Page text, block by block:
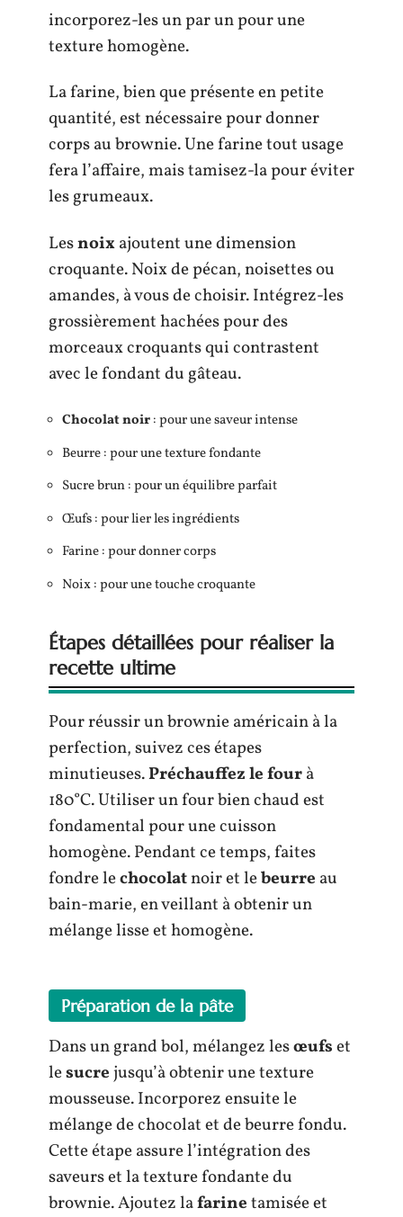
incorporez-les un par un pour une
texture homogène.
La farine, bien que présente en petite
quantité, est nécessaire pour donner
corps au brownie. Une farine tout usage
fera l’affaire, mais tamisez-la pour éviter
les grumeaux.
Lesnoixajoutent une dimension
croquante. Noix de pécan, noisettes ou
amandes, à vous de choisir. Intégrez-les
grossièrement hachées pour des
morceaux croquants qui contrastent
avec le fondant du gâteau.
Chocolat noir: pour une saveur intense
Beurre : pour une texture fondante
Sucre brun : pour un équilibre parfait
Œufs : pour lier les ingrédients
Farine : pour donner corps
Noix : pour une touche croquante
Étapes détaillées pour réaliser la
recette ultime
Pour réussir un brownie américain à la
perfection, suivez ces étapes
minutieuses.Préchauffez le fourà
180°C. Utiliser un four bien chaud est
fondamental pour une cuisson
homogène. Pendant ce temps, faites
fondre lechocolatnoir et lebeurre au
bain-marie, en veillant à obtenir un
mélange lisse et homogène.
Préparation de la pâte
Dans un grand bol, mélangez lesœufset
lesucrejusqu’à obtenir une texture
mousseuse. Incorporez ensuite le
mélange de chocolat et de beurre fondu.
Cette étape assure l’intégration des
saveurs et la texture fondante du
brownie. Ajoutez lafarinetamisée et